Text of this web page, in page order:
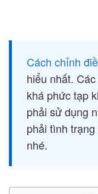
Cách chỉnh
hiểu nhất.
khá phức tạp
phải sử dụng
phải tình
nhé.